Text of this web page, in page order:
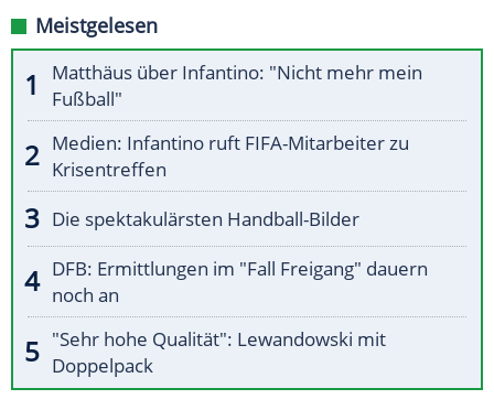
Meistgelesen
Matthäus über Infantino: "Nicht mehr mein
Fußball"
Medien: Infantino ruft FIFA-Mitarbeiter zu
Krisentreffen
Die spektakulärsten Handball-Bilder
DFB: Ermittlungen im "Fall Freigang" dauern
noch an
"Sehr hohe Qualität": Lewandowski mit
Doppelpack